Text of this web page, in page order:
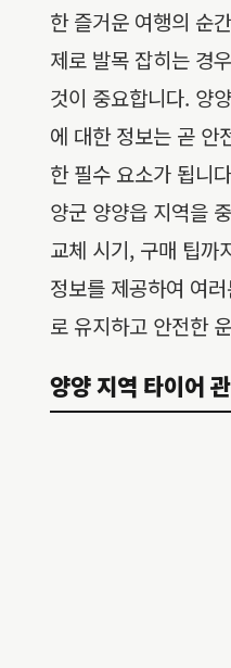
한 즐거운 여행의 순
제로 발목 잡히는 경
것이 중요합니다. 양
에 대한 정보는 곧 안
한 필수 요소가 됩니
양군 양양읍 지역을
교체 시기, 구매 팁까
정보를 제공하여 여
로 유지하고 안전한
양양 지역 타이어